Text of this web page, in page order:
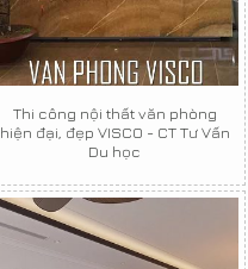
Thi công nội thất văn phòng
hiện đại, đẹp VISCO - CT Tư Vấn
Du học